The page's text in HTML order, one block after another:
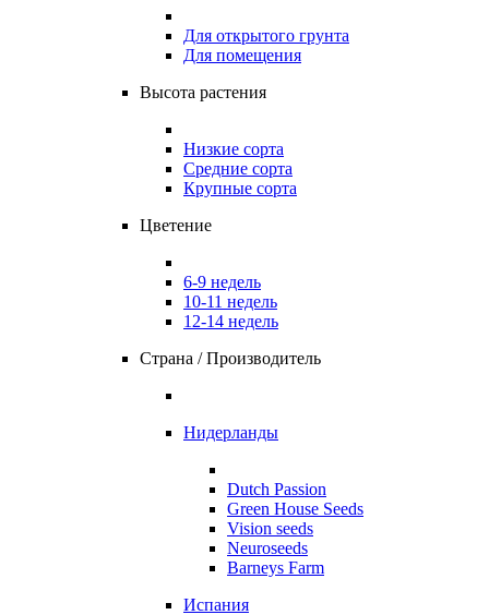
Для открытого грунта
Для помещения
Высота растения
Низкие сорта
Средние сорта
Крупные сорта
Цветение
6-9 недель
10-11 недель
12-14 недель
Страна / Производитель
Нидерланды
Dutch Passion
Green House Seeds
Vision seeds
Neuroseeds
Barneys Farm
Испания